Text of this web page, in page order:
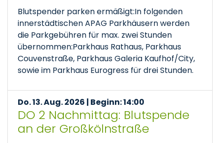
Blutspender parken ermäßigt:In folgenden
innerstädtischen APAG Parkhäusern werden
die Parkgebühren für max. zwei Stunden
übernommen:Parkhaus Rathaus, Parkhaus
Couvenstraße, Parkhaus Galeria Kaufhof/City,
sowie im Parkhaus Eurogress für drei Stunden.
Do. 13. Aug. 2026 | Beginn: 14:00
DO 2 Nachmittag: Blutspende
an der Großkölnstraße